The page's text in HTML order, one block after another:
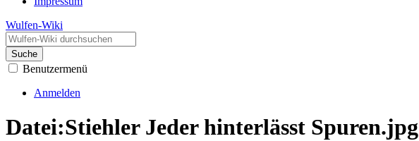
Wulfen-Wiki
Suche
Benutzermenü
Anmelden
Datei:Stiehler Jeder hinterlässt Spuren.jpg